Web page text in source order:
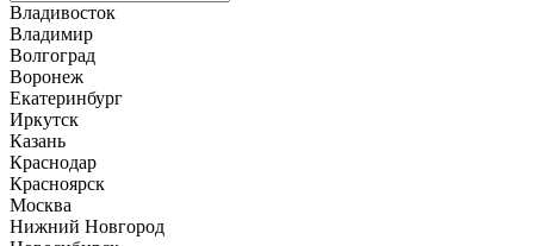
Владивосток
Владимир
Волгоград
Воронеж
Екатеринбург
Иркутск
Казань
Краснодар
Красноярск
Москва
Нижний Новгород